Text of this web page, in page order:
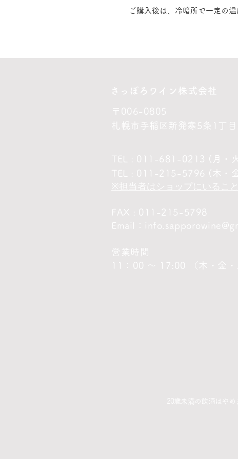
ご購入後は、冷暗所で一定の温
​さっぽろワイン株式会社
〒006-0805
札幌市手稲区新発寒5条1丁
TEL : 011-681-0213 (月・
TEL : 011-215-5796 (木・
※担当者はショップにいるこ
FAX : 011-215-5798
Email：
営業時間
11：00 ～ 17:00 （木・金・
20歳未満の飲酒はや